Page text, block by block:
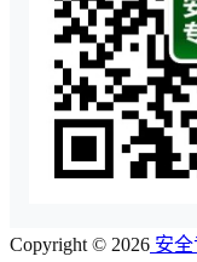
Copyright © 2026 安